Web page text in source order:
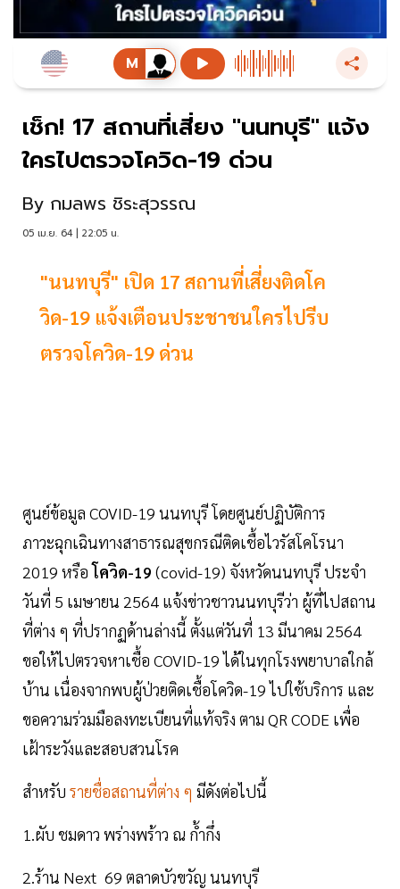
เช็ก! 17 สถานที่เสี่ยง "นนทบุรี" แจ้ง
ใครไปตรวจโควิด-19 ด่วน
By กมลพร ชิระสุวรรณ
05 เม.ย. 64 | 22:05 น.
"นนทบุรี" เปิด 17 สถานที่เสี่ยงติดโค
วิด-19 แจ้งเตือนประชาชนใครไปรีบ
ตรวจโควิด-19 ด่วน
ศูนย์ข้อมูล COVID-19 นนทบุรี โดยศูนย์ปฏิบัติการ
ภาวะฉุกเฉินทางสาธารณสุขกรณีติดเชื้อไวรัสโคโรนา
2019 หรือโควิด-19 (covid-19) จังหวัดนนทบุรี ประจำ
วันที่ 5 เมษายน 2564 แจ้งข่าวชาวนนทบุรีว่า ผู้ที่ไปสถาน
ที่ต่าง ๆ ที่ปรากฏด้านล่างนี้ ตั้งแต่วันที่ 13 มีนาคม 2564
ขอให้ไปตรวจหาเชื้อ COVID-19 ได้ในทุกโรงพยาบาลใกล้
บ้าน เนื่องจากพบผู้ป่วยติดเชื้อโควิด-19 ไปใช้บริการ และ
ขอความร่วมมือลงทะเบียนที่แท้จริง ตาม QR CODE เพื่อ
เฝ้าระวังและสอบสวนโรค
สำหรับ รายชื่อสถานที่ต่าง ๆ มีดังต่อไปนี้
1.ผับ ชมดาว พร่างพร้าว ณ ก้ำกึ่ง
2.ร้าน Next 69 ตลาดบัวขวัญ นนทบุรี